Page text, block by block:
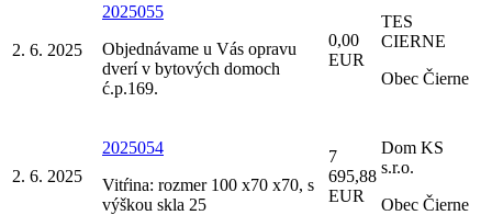
2. 6. 2025
2025055
Objednávame u Vás opravu
dverí v bytových domoch
ć.p.169.
0,00
EUR
TES
CIERNE
Obec Čierne
2. 6. 2025
2025054
Vitŕina: rozmer 100 x70 x70, s
výškou skla 25
7
695,88
EUR
Dom KS
s.r.o.
Obec Čierne